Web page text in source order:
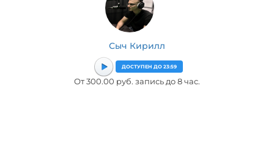
Сыч Кирилл
ДОСТУПЕН ДО 23:59
От 300.00 руб. запись до 8 час.